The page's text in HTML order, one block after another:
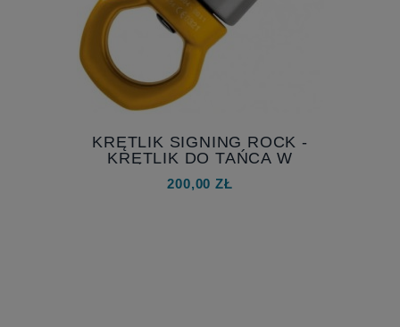
KRĘTLIK SIGNING ROCK -
KRĘTLIK DO TAŃCA W
200,00 ZŁ